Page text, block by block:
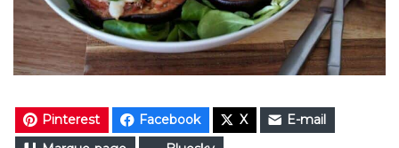
Pinterest Facebook X
E-mail